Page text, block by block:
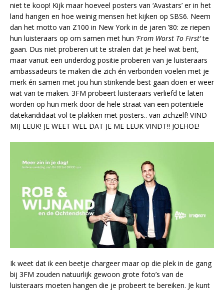
niet te koop! Kijk maar hoeveel posters van ‘Avastars’ er in het
land hangen en hoe weinig mensen het kijken op SBS6. Neem
dan het motto van Z100 in New York in de jaren ’80: ze riepen
hun luisteraars op om samen met hun ‘From Worst To First’te
gaan. Dus niet proberen uit te stralen dat je heel wat bent,
maar vanuit een underdog positie proberen van je luisteraars
ambassadeurs te maken die zich én verbonden voelen met je
merk én samen met jou hun stinkende best gaan doen er weer
wat van te maken. 3FM probeert luisteraars verliefd te laten
worden op hun merk door de hele straat van een potentiële
datekandidaat vol te plakken met posters.. van zichzelf! VIND
MIJ LEUK! JE WEET WEL DAT JE ME LEUK VINDT!! JOEHOE!
Ik weet dat ik een beetje chargeer maar op die plek in de gang
bij 3FM zouden natuurlijk gewoon grote foto’s van de
luisteraars moeten hangen die je probeert te bereiken. Je kunt